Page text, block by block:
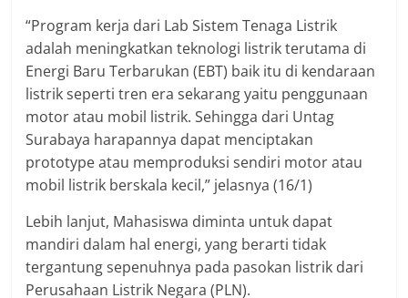
“Program kerja dari Lab Sistem Tenaga Listrik
adalah meningkatkan teknologi listrik terutama di
Energi Baru Terbarukan (EBT) baik itu di kendaraan
listrik seperti tren era sekarang yaitu penggunaan
motor atau mobil listrik. Sehingga dari Untag
Surabaya harapannya dapat menciptakan
prototype atau memproduksi sendiri motor atau
mobil listrik berskala kecil,” jelasnya (16/1)
Lebih lanjut, Mahasiswa diminta untuk dapat
mandiri dalam hal energi, yang berarti tidak
tergantung sepenuhnya pada pasokan listrik dari
Perusahaan Listrik Negara (PLN).